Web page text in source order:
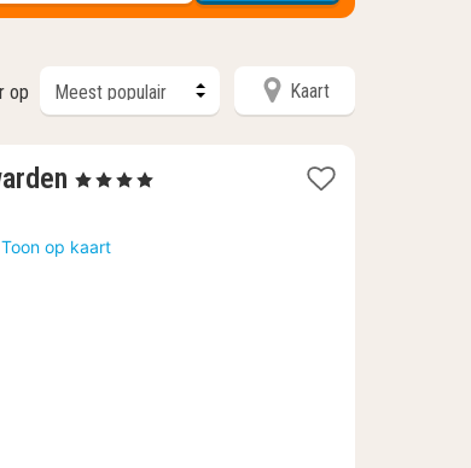
op Kaart
1
vanaf
€
, 4 Sterren
Toon op kaart